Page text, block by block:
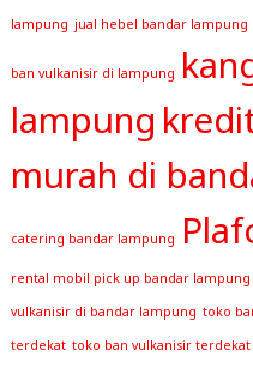
lampung jual hebel bandar lampung
ban vulkanisir di lampung
lampung
murah di
catering bandar lampung
rental mobil pick up bandar lampung
vulkanisir di bandar lampung toko
terdekat toko ban vulkanisir